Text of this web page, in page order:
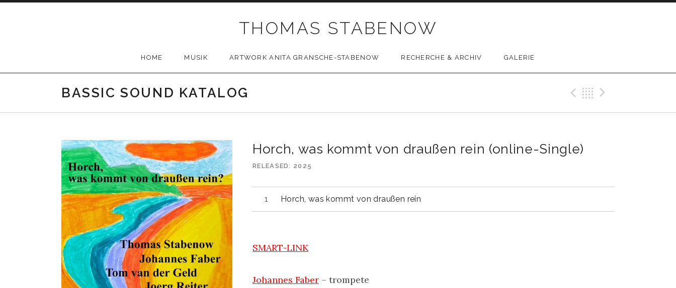
THOMAS STABENOW
HOME MUSIK ARTWORK ANITA GRANSCHE-STABENOW RECHERCHE & ARCHIV GALERIE
BASSIC SOUND KATALOG Previous
Back
Horch, was kommt von draußen rein (online-Single)
RELEASED 2025
Horch, was kommt von draußen rein
SMART-LINK
Johannes Faber – trompete